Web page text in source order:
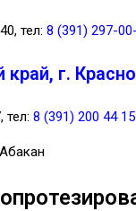
тел: 8 (391) 297-
край, г.
тел: 8 (391) 200 44 15